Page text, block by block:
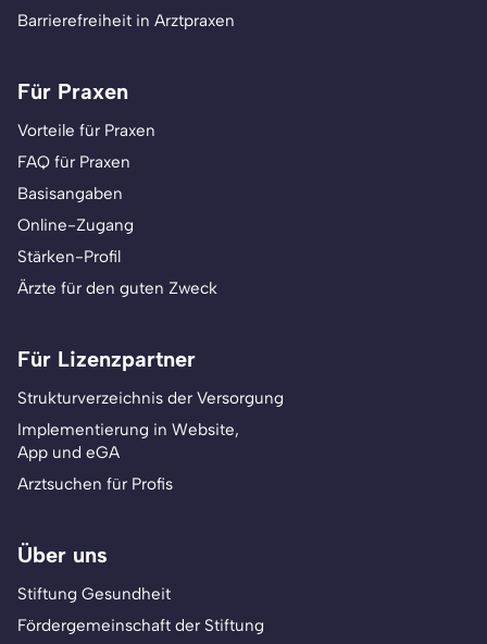
Barrierefreiheit in Arztpraxen
Für Praxen
Vorteile für Praxen
FAQ für Praxen
Basisangaben
Online-Zugang
Stärken-Profil
Ärzte für den guten Zweck
Für Lizenzpartner
Strukturverzeichnis der Versorgung
Implementierung in Website,
App und eGA
Arztsuchen für Profis
Über uns
Stiftung Gesundheit
Fördergemeinschaft der Stiftung